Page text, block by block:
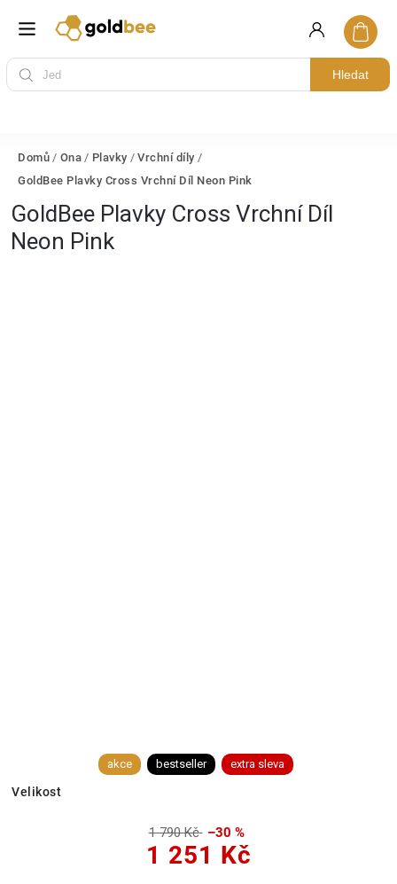
Hledat
Domů / Ona / Plavky / Vrchní díly /
GoldBee Plavky Cross Vrchní Díl Neon Pink
GoldBee Plavky Cross Vrchní Díl
Neon Pink
akce bestseller extra sleva
Velikost
1 790 Kč –30 %
1 251 Kč